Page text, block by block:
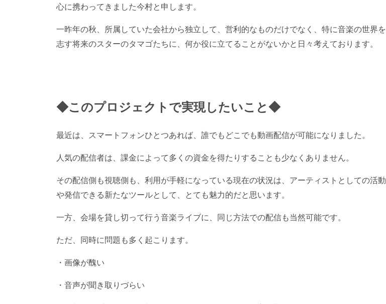
心に携わってきました今村と申します。
一昨年の秋、所属していた会社から独立して、営利的なものだけでなく、特に音楽の世界を
志す将来のスターのタマゴたちに、何か役に立てることがないかと日々考えております。
◆このプロジェクトで実現したいこと◆
最近は、スマートフォンひとつあれば、誰でもどこでも動画配信が可能になりました。
人気の配信者は、課金によって多くの資金を得たりすることも少なくありません。
その配信側も視聴側も、利用が手軽になっている現在の状況は、アーティストとしての活動
や発信できる新たなツールとして、とても魅力的だと思います。
一方、会場を貸し切って行う音楽ライブに、同じ方法での配信も当然可能です。
ただ、同時に問題も多く起こります。
・画像が醜い
・音声が聞き取りづらい